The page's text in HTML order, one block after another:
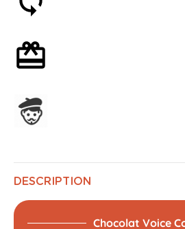
DESCRIPTION
Chocolat Voice